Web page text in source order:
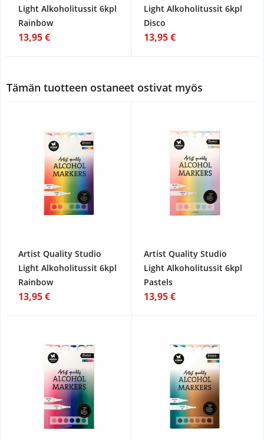
Light Alkoholitussit 6kpl
Rainbow
13,95 €
Light Alkoholitussit 6kpl
Disco
13,95 €
Tämän tuotteen ostaneet ostivat myös
Artist Quality Studio
Light Alkoholitussit 6kpl
Rainbow
13,95 €
Artist Quality Studio
Light Alkoholitussit 6kpl
Pastels
13,95 €